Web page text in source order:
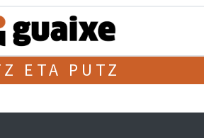
ETA PUTZ